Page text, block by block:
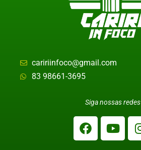
caririinfoco@gmail.com
83 98661-3695
Siga nossas redes